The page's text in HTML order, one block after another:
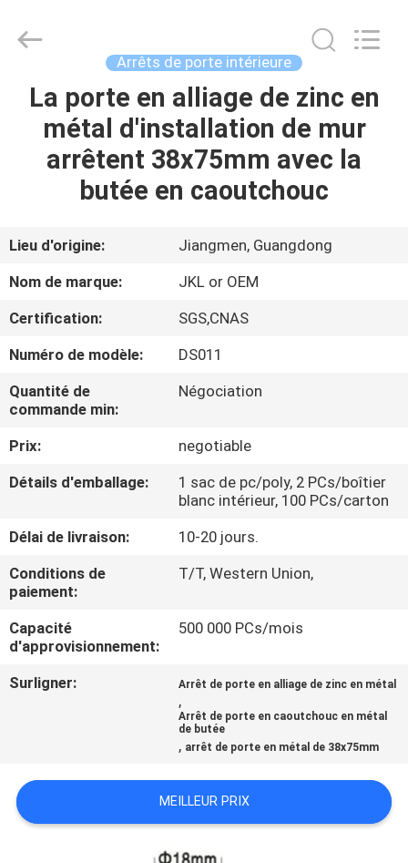
MAISON
PRODUITS
SUJET
DE
NOUS
VISITE
D'USINE
CONTRÔLE
DE
CONTACTEZ-
NOUS
NOUVELLES
PLAN
DU
Co.,Ltd.
Developed
Arrêts de porte intérieure
La porte en alliage de zinc en
métal d'installation de mur
arrêtent 38x75mm avec la
butée en caoutchouc
Lieu d'origine:
Jiangmen, Guangdong
Nom de marque:
JKL or OEM
Certification:
SGS,CNAS
Numéro de modèle:
DS011
Quantité de
commande min:
Négociation
Prix:
negotiable
Détails d'emballage:
1 sac de pc/poly, 2 PCs/boîtier
blanc intérieur, 100 PCs/carton
Délai de livraison:
10-20 jours.
Conditions de
paiement:
T/T, Western Union,
Capacité
d'approvisionnement:
500 000 PCs/mois
Surligner: Arrêt de porte en alliage de zinc en métal
,
Arrêt de porte en caoutchouc en métal
de butée
, arrêt de porte en métal de 38x75mm
MEILLEUR PRIX